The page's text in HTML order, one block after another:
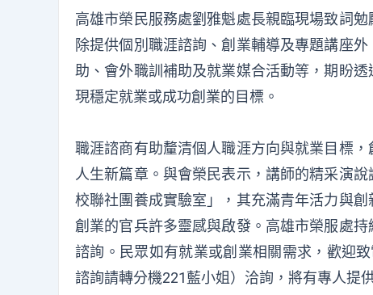
高雄市榮民服務處劉雅魁處長親臨現場致詞
除提供個別職涯諮詢、創業輔導及專題講座
助、會外職訓補助及就業媒合活動等，期盼
現穩定就業或成功創業的目標。
職涯諮商有助釐清個人職涯方向與就業目標
人生新篇章。與會榮民表示，講師的精采演
校聯社團養成實驗室」，其充滿青年活力與
創業的官兵許多靈感與啟發。高雄市榮服處
諮詢。民眾如有就業或創業相關需求，歡迎
諮詢請轉分機221藍小姐）洽詢，將有專人提